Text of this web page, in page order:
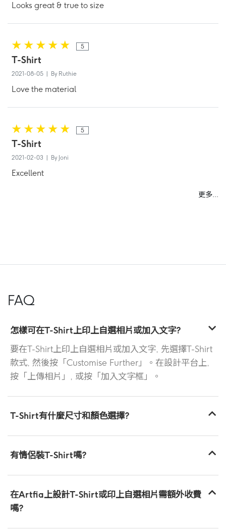
Looks great & true to size
5
T-Shirt
2021-08-05 | By Ruthie
Love the material
5
T-Shirt
2021-02-03 | By Joni
Excellent
更多...
FAQ
怎樣可在T-Shirt上印上自選相片或加入文字?
要在T-Shirt上印上自選相片或加入文字, 先選擇T-Shirt
款式, 然後按「Customise Further」。在設計平台上,
按「上傳相片」, 或按「加入文字框」。
T-Shirt有什麼尺寸和顏色選擇?
有情侶裝T-Shirt嗎?
在Artfia上設計T-Shirt或印上自選相片需額外收費
嗎?